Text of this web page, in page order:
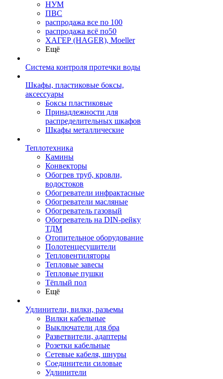
НУМ
ПВС
распродажа все по 100
распродажа всё по50
ХАГЕР (HAGER), Moeller
Ещё
Система контроля протечки воды
Шкафы, пластиковые боксы,
аксессуары
Боксы пластиковые
Принадлежности для
распределительных шкафов
Шкафы металлические
Теплотехника
Камины
Конвекторы
Обогрев труб, кровли,
водостоков
Обогреватели инфрактасные
Обогреватели масляные
Обогреватель газовый
Обогреватель на DIN-рейку
ТДМ
Отопительное оборудование
Полотенцесушители
Тепловентиляторы
Тепловые завесы
Тепловые пушки
Тёплый пол
Ещё
Удлинители, вилки, разьемы
Вилки кабельные
Выключатели для бра
Разветвители, адаптеры
Розетки кабельные
Сетевые кабеля, шнуры
Соединители силовые
Удлинители